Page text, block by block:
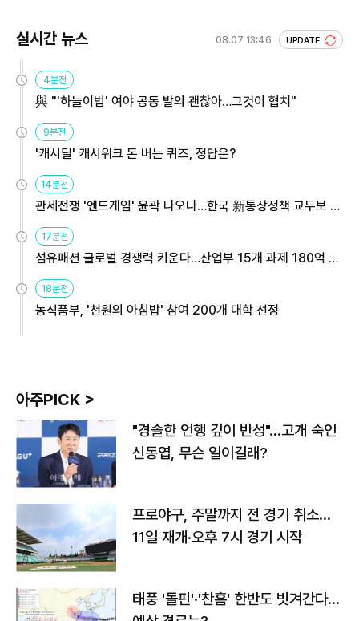
실시간 뉴스 08.07 13:46 UPDATE
4분전
與 "'하늘이법' 여야 공동 발의 괜찮아…그것이 협치"
9분전
'캐시딜' 캐시워크 돈 버는 퀴즈, 정답은?
14분전
관세전쟁 '엔드게임' 윤곽 나오나…한국 新통상정책 교두보 활
17분전
섬유패션 글로벌 경쟁력 키운다…산업부 15개 과제 180억 지
18분전
농식품부, '천원의 아침밥' 참여 200개 대학 선정
아주PICK >
"경솔한 언행 깊이 반성"…고개 숙인
신동엽, 무슨 일이길래?
프로야구, 주말까지 전 경기 취소…
11일 재개·오후 7시 경기 시작
태풍 '돌핀'·'찬홈' 한반도 빗겨간다…